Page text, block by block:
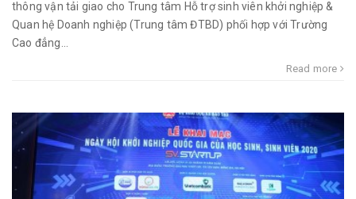
thông vận tải giao cho Trung tâm Hỗ trợ sinh viên khởi nghiệp &
Quan hệ Doanh nghiệp (Trung tâm ĐTBD) phối hợp với Trường
Cao đẳng...
Read more